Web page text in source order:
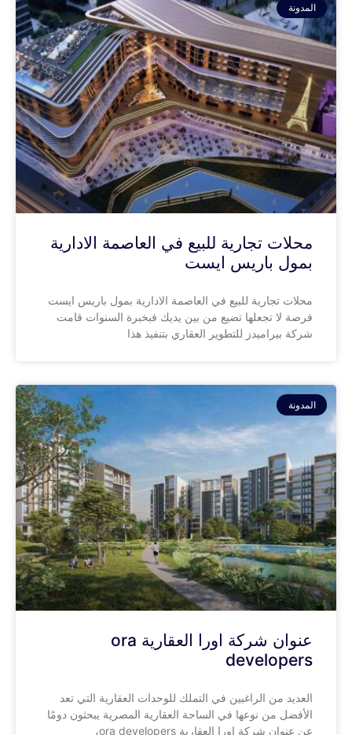
المدونة
محلات تجارية للبيع في العاصمة الادارية
بمول باريس ايست
محلات تجارية للبيع في العاصمة الادارية بمول باريس ايست
فرصة لا تجعلها تضيع من بين يديك فبخبرة السنوات قامت
شركة بيراميدز للتطوير العقاري بتنفيذ هذا
المدونة
عنوان شركة اورا العقارية ora
developers
العديد من الراغبين في التملك للوحدات العقارية التي تعد
الأفضل من نوعها في الساحة العقارية المصرية يبحثون دومًا
عن عنوان شركة اورا العقارية ora developers،